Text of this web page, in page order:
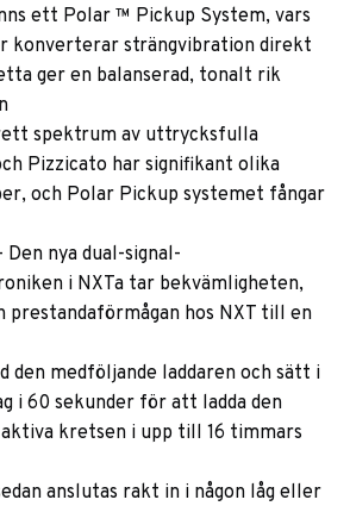
ett Polar ™ Pickup System, vars
konverterar strängvibration direkt
ger en balanserad, tonalt rik
spektrum av uttrycksfulla
Pizzicato har signifikant olika
och Polar Pickup systemet fångar
nya dual-signal-
i NXTa tar bekvämligheten,
prestandaförmågan hos NXT till en
den medföljande laddaren och sätt i
i 60 sekunder för att ladda den
kretsen i upp till 16 timmars
anslutas rakt in i någon låg eller